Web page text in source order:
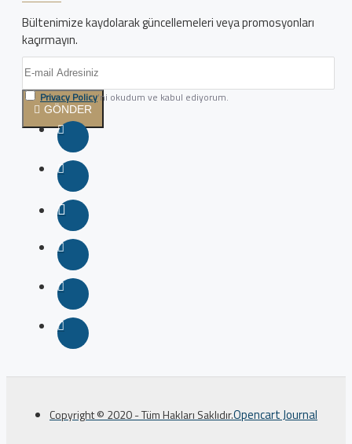
Bültenimize kaydolarak güncellemeleri veya promosyonları
kaçırmayın.
GÖNDER
Privacy Policy'ni okudum ve kabul ediyorum.
Copyright © 2020 - Tüm Hakları Saklıdır.Opencart Journal